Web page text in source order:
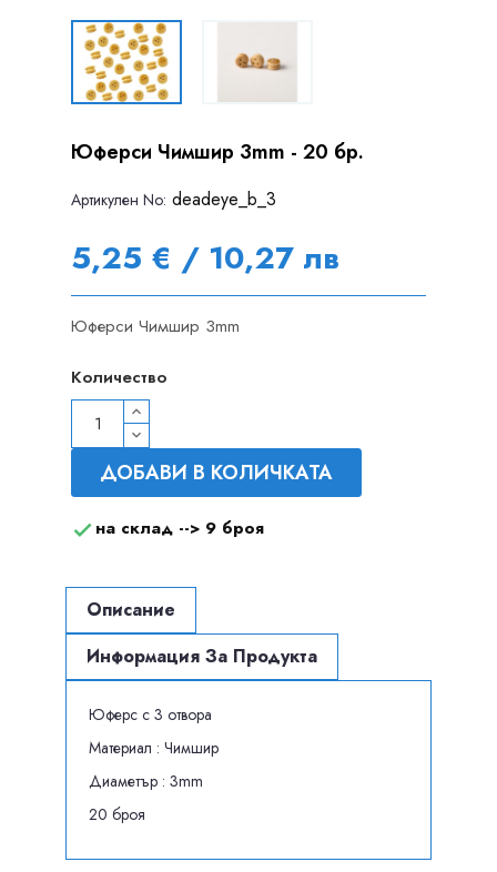
Юферси Чимшир 3mm - 20 бр.
Артикулен Nо: deadeye_b_3
5,25 € / 10,27 лв
Юферси Чимшир 3mm
Количество
ДОБАВИ В КОЛИЧКАТА
 на склад --> 9 броя
Описание
Информация За Продукта
Юферс с 3 отвора
Материал : Чимшир
Диаметър : 3mm
20 броя